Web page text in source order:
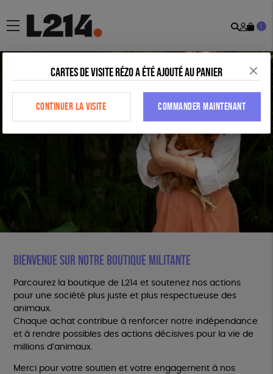
menu
Mon
1
Bienvenue sur notre boutique militante
Parcourez la boutique de L214 et soutenez nos actions
pour une société plus juste et plus respectueuse des
animaux.
Chaque achat contribue à renforcer notre indépendance
et à rendre possibles des actions décisives pour la vie de
millions d’animaux.
Merci pour votre soutien et votre engagement à nos
Cartes de visite Rézo a été ajouté au panier
CONTINUER LA VISITE COMMANDER MAINTENANT